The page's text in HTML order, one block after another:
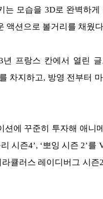
는 모습을 3D로 완벽하
액션으로 볼거리를 채웠
프랑스 칸에서 열린
차지하고, 방영 전부터
션에 꾸준히 투자해 애니
시즌4’, ‘뽀잉 시즌 2’
큘러스 레이디버그 시